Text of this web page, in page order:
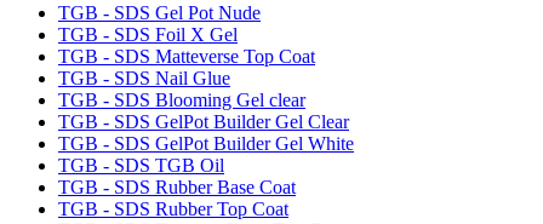
TGB - SDS Gel Pot Nude
TGB - SDS Foil X Gel
TGB - SDS Matteverse Top Coat
TGB - SDS Nail Glue
TGB - SDS Blooming Gel clear
TGB - SDS GelPot Builder Gel Clear
TGB - SDS GelPot Builder Gel White
TGB - SDS TGB Oil
TGB - SDS Rubber Base Coat
TGB - SDS Rubber Top Coat